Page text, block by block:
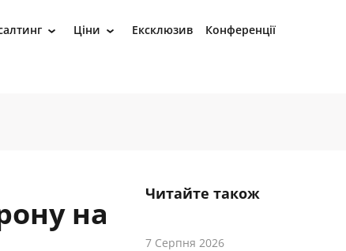
› Ціни › Ексклюзив Конференції
на
Читайте також
7 Серпня 2026